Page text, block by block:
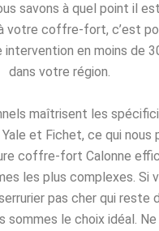
savons à quel point il
votre coffre-fort, c’est
intervention en moins de
dans votre région.
maîtrisent les
et Fichet, ce qui nous
coffre-fort Calonne
les plus complexes. Si
pas cher qui reste
sommes le choix idéal. Ne